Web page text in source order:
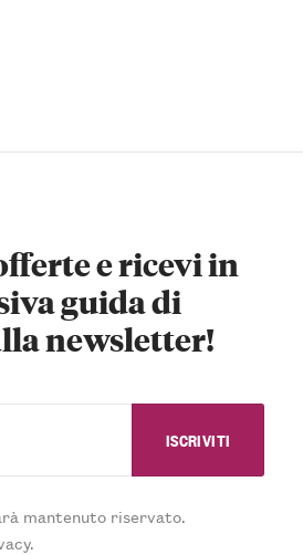
e ricevi in
guida di
newsletter!
mantenuto riservato.